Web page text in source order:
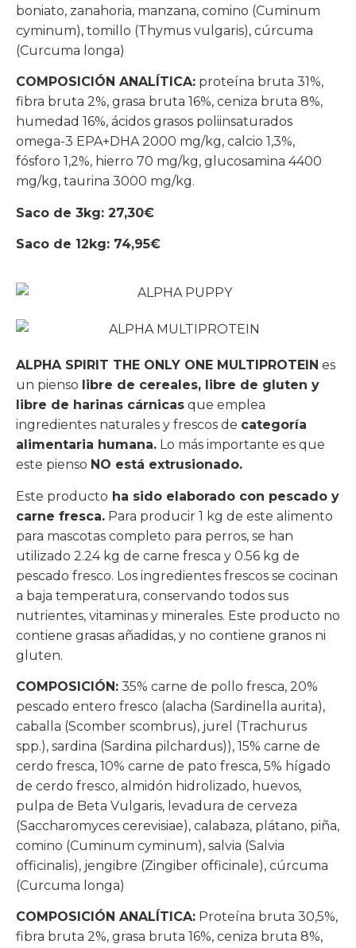
boniato, zanahoria, manzana, comino (Cuminum
cyminum), tomillo (Thymus vulgaris), cúrcuma
(Curcuma longa)
COMPOSICIÓN ANALÍTICA: proteína bruta 31%,
fibra bruta 2%, grasa bruta 16%, ceniza bruta 8%,
humedad 16%, ácidos grasos poliinsaturados
omega-3 EPA+DHA 2000 mg/kg, calcio 1,3%,
fósforo 1,2%, hierro 70 mg/kg, glucosamina 4400
mg/kg, taurina 3000 mg/kg.
Saco de 3kg: 27,30€
Saco de 12kg: 74,95€
ALPHA SPIRIT THE ONLY ONE MULTIPROTEIN es
un pienso libre de cereales, libre de gluten y
libre de harinas cárnicas que emplea
ingredientes naturales y frescos de categoría
alimentaria humana. Lo más importante es que
este pienso NO está extrusionado.
Este producto ha sido elaborado con pescado y
carne fresca. Para producir 1 kg de este alimento
para mascotas completo para perros, se han
utilizado 2.24 kg de carne fresca y 0.56 kg de
pescado fresco. Los ingredientes frescos se cocinan
a baja temperatura, conservando todos sus
nutrientes, vitaminas y minerales. Este producto no
contiene grasas añadidas, y no contiene granos ni
gluten.
COMPOSICIÓN: 35% carne de pollo fresca, 20%
pescado entero fresco (alacha (Sardinella aurita),
caballa (Scomber scombrus), jurel (Trachurus
spp.), sardina (Sardina pilchardus)), 15% carne de
cerdo fresca, 10% carne de pato fresca, 5% hígado
de cerdo fresco, almidón hidrolizado, huevos,
pulpa de Beta Vulgaris, levadura de cerveza
(Saccharomyces cerevisiae), calabaza, plátano, piña,
comino (Cuminum cyminum), salvia (Salvia
officinalis), jengibre (Zingiber officinale), cúrcuma
(Curcuma longa)
COMPOSICIÓN ANALÍTICA: Proteína bruta 30,5%,
fibra bruta 2%, grasa bruta 16%, ceniza bruta 8%,